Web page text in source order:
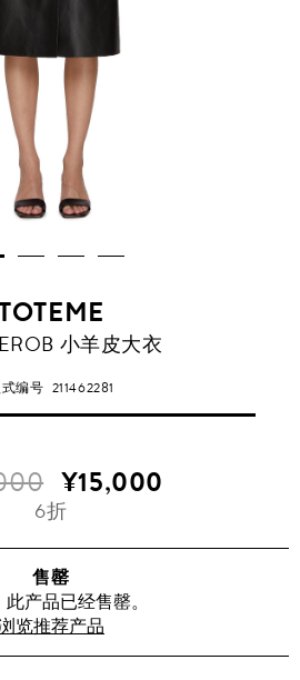
小羊皮大衣
编号 211462281
¥15,000
6折
售罄
产品已经售罄。
览推荐产品